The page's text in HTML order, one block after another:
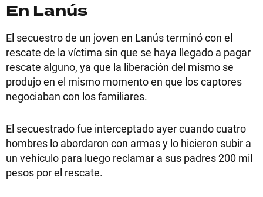
En Lanús
El secuestro de un joven en Lanús terminó con el
rescate de la víctima sin que se haya llegado a pagar
rescate alguno, ya que la liberación del mismo se
produjo en el mismo momento en que los captores
negociaban con los familiares.
El secuestrado fue interceptado ayer cuando cuatro
hombres lo abordaron con armas y lo hicieron subir a
un vehículo para luego reclamar a sus padres 200 mil
pesos por el rescate.